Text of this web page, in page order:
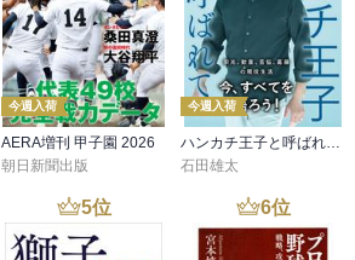
今週入荷
AERA増刊 甲子園 2026
朝日新聞出版
今週入荷
石田雄太
5位 6位